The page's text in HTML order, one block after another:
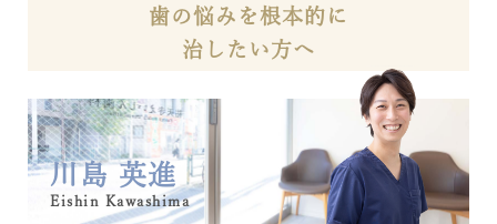
歯の悩みを根本的に
治したい方へ
川島 英進
Eishin Kawashima